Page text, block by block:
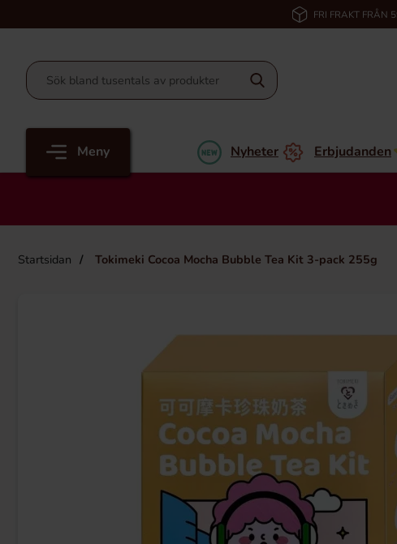
FRI FRAKT FRÅN
Meny Nyheter Erbjudanden
Startsidan Tokimeki Cocoa Mocha Bubble Tea Kit 3-pack 255g